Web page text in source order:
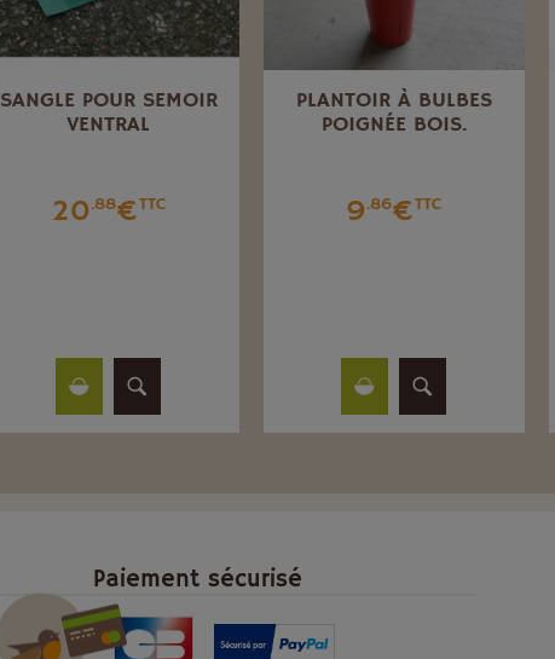
SANGLE POUR SEMOIR
VENTRAL
20.88€TTC
PLANTOIR À BULBES
POIGNÉE BOIS.
9.86€TTC
Paiement sécurisé